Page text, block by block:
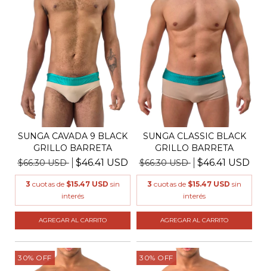
SUNGA CAVADA 9 BLACK
GRILLO BARRETA
$66.30 USD
$46.41 USD
3 cuotas de $15.47 USD sin
interés
AGREGAR AL CARRITO
SUNGA CLASSIC BLACK
GRILLO BARRETA
$66.30 USD
$46.41 USD
3 cuotas de $15.47 USD sin
interés
AGREGAR AL CARRITO
30% OFF 30% OFF